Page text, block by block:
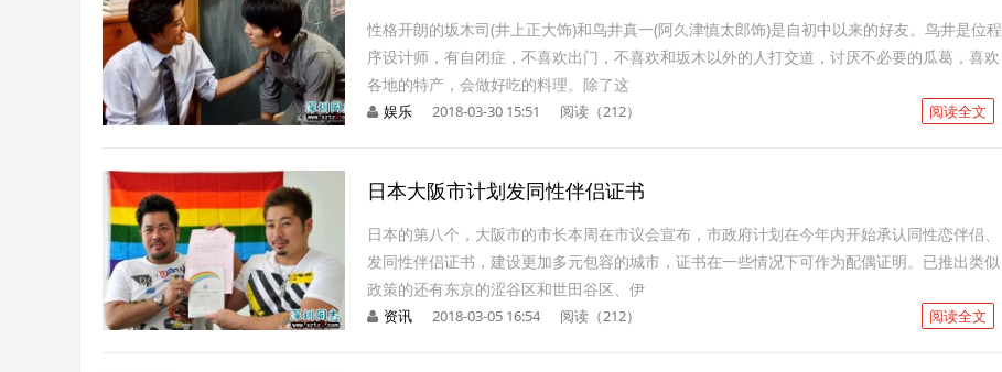
性格开朗的坂木司(井上正大饰)和鸟井真一(阿久津慎太郎饰)是自初中以来的好友。鸟井是位程
序设计师，有自闭症，不喜欢出门，不喜欢和坂木以外的人打交道，讨厌不必要的瓜葛，喜欢
各地的特产，会做好吃的料理。除了这
阅读全文
娱乐 2018-03-30 15:51 阅读（212）
日本大阪市计划发同性伴侣证书
日本的第八个，大阪市的市长本周在市议会宣布，市政府计划在今年内开始承认同性恋伴侣、
发同性伴侣证书，建设更加多元包容的城市，证书在一些情况下可作为配偶证明。已推出类似
政策的还有东京的涩谷区和世田谷区、伊
阅读全文
资讯 2018-03-05 16:54 阅读（212）